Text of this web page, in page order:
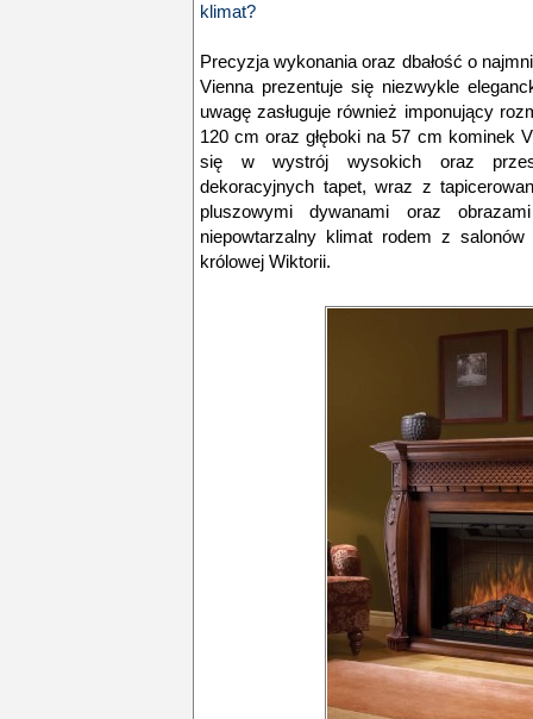
klimat?
Precyzja wykonania oraz dbałość o
Vienna prezentuje się niezwykle
uwagę zasługuje również imponujący
120 cm oraz głęboki na 57 cm kominek
się w wystrój wysokich oraz
dekoracyjnych tapet, wraz z
pluszowymi dywanami oraz
niepowtarzalny klimat rodem z
królowej Wiktorii.